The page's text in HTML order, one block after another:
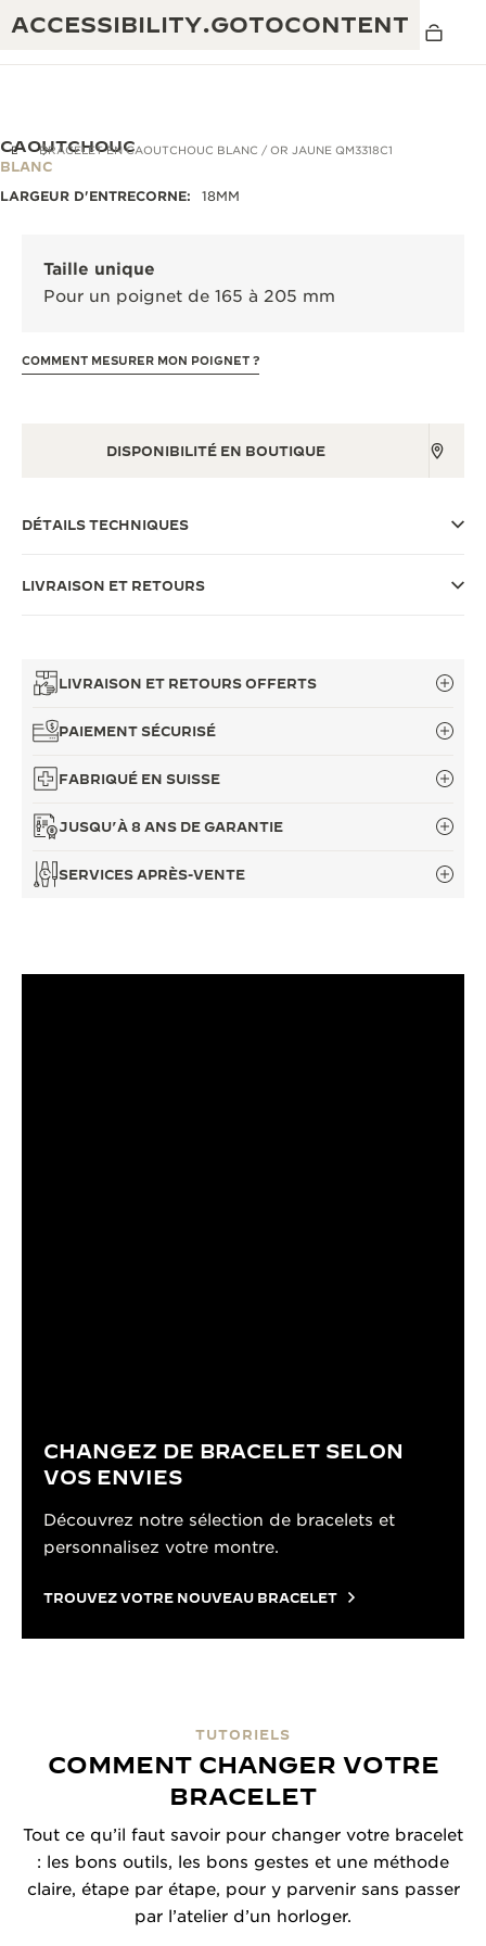
ACCESSIBILITY.GOTOCONTENT
GARANTIE JAEGER-LECOULTRE
THE GOLDEN RATIO MUSICAL SHOW
EXPOSITION « THE PERPETUAL
TIMEKEEPER »
LE VIRTUOSE DU SON
CRÉATIVITÉ : PLUS DE 430 BREVETS
SAVOIR-FAIRE : 108 MÉTIERS
BRACELETS BRACELET EN CAOUTCHOUC BLANC / OR JAUNE QM3318C1
CAOUTCHOUC
BLANC
LARGEUR D'ENTRECORNE: 18MM
Taille unique
Pour un poignet de 165 à 205 mm
COMMENT MESURER MON POIGNET ?
DISPONIBILITÉ EN BOUTIQUE
DÉTAILS TECHNIQUES
LIVRAISON ET RETOURS
LIVRAISON ET RETOURS OFFERTS
PAIEMENT SÉCURISÉ
FABRIQUÉ EN SUISSE
JUSQU’À 8 ANS DE GARANTIE
SERVICES APRÈS-VENTE
CHANGEZ DE BRACELET SELON
VOS ENVIES
Découvrez notre sélection de bracelets et
personnalisez votre montre.
TROUVEZ VOTRE NOUVEAU BRACELET
TUTORIELS
COMMENT CHANGER VOTRE
BRACELET
Tout ce qu’il faut savoir pour changer votre bracelet
: les bons outils, les bons gestes et une méthode
claire, étape par étape, pour y parvenir sans passer
par l’atelier d’un horloger.